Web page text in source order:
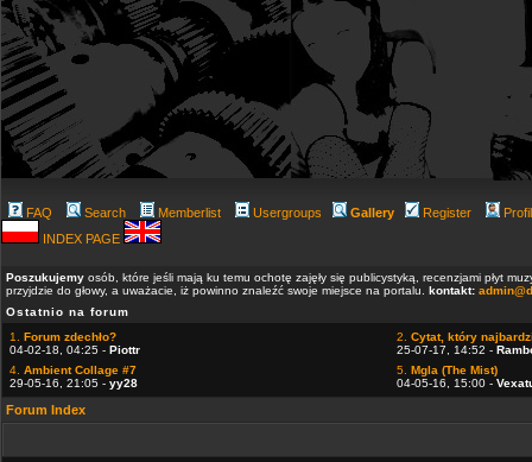
FAQ Search Memberlist Usergroups Gallery Register
INDEX PAGE
Poszukujemy osób, które jeśli mają ku temu ochotę zajęły się publicystyką, recenzjami płyt
przyjdzie do głowy, a uważacie, iż powinno znaleźć swoje miejsce na portalu. kontakt:
Ostatnio na forum
1. Forum zdechło?
04-02-18, 04:25 - Piottr
2. Cytat, który
25-07-17, 14:52 -
4. Ambient Collage #7
29-05-16, 21:05 - yy28
5. Mgla (The Mist)
04-05-16, 15:00 -
Forum Index